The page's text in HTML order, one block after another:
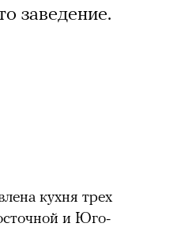
заведение.
кухня трех
и Юго-